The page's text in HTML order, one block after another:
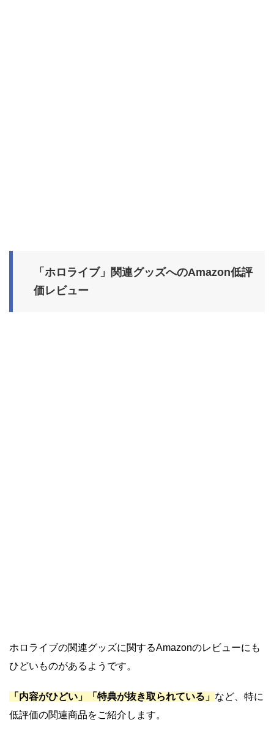
「ホロライブ」関連グッズへのAmazon低評
価レビュー
ホロライブの関連グッズに関するAmazonのレビューにも
ひどいものがあるようです。
「内容がひどい」「特典が抜き取られている」 など、特に
低評価の関連商品をご紹介します。